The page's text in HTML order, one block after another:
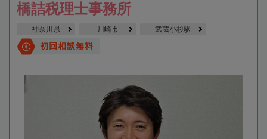
橋詰税理士事務所
神奈川県 川崎市 武蔵小杉駅
初回相談無料